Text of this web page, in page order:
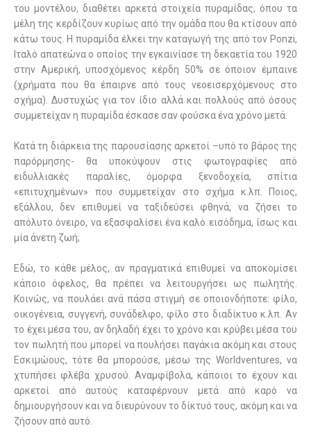
του μοντέλου, διαθέτει αρκετά στοιχεία πυραμίδας, όπου τα
μέλη της κερδίζουν κυρίως από την ομάδα που θα κτίσουν από
κάτω τους. Η πυραμίδα έλκει την καταγωγή της από τον Ponzi,
Ιταλό απατεώνα ο οποίος την εγκαινίασε τη δεκαετία του 1920
στην Αμερική, υποσχόμενος κέρδη 50% σε όποιον έμπαινε
(χρήματα που θα έπαιρνε από τους νεοεισερχόμενους στο
σχήμα). Δυστυχώς για τον ίδιο αλλά και πολλούς από όσους
συμμετείχαν η πυραμίδα έσκασε σαν φούσκα ένα χρόνο μετά.
Κατά τη διάρκεια της παρουσίασης αρκετοί –υπό το βάρος της
παρόρμησης- θα υποκύψουν στις φωτογραφίες από
ειδυλλιακές παραλίες, όμορφα ξενοδοχεία, σπίτια
«επιτυχημένων» που συμμετείχαν στο σχήμα κ.λπ. Ποιος,
εξάλλου, δεν επιθυμεί να ταξιδεύσει φθηνά, να ζήσει το
απόλυτο όνειρο, να εξασφαλίσει ένα καλό εισόδημα, ίσως και
μία άνετη ζωή;
Εδώ, το κάθε μέλος, αν πραγματικά επιθυμεί να αποκομίσει
κάποιο όφελος, θα πρέπει να λειτουργήσει ως πωλητής.
Κοινώς, να πουλάει ανά πάσα στιγμή σε οποιονδήποτε: φίλο,
οικογένεια, συγγενή, συνάδελφο, φίλο στο διαδίκτυο κ.λπ. Αν
το έχει μέσα του, αν δηλαδή έχει το χρόνο και κρύβει μέσα του
τον πωλητή που μπορεί να πουλήσει παγάκια ακόμη και στους
Εσκιμώους, τότε θα μπορούσε, μέσω της Worldventures, να
χτυπήσει φλέβα χρυσού. Αναμφίβολα, κάποιοι το έχουν και
αρκετοί από αυτούς καταφέρνουν μετά από καρό να
δημιουργήσουν και να διευρύνουν το δίκτυό τους, ακόμη και να
ζήσουν από αυτό.